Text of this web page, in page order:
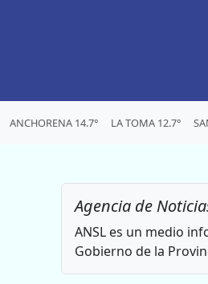
ANCHORENA 14.7° LA TOMA 12.7°
Agencia de
ANSL es un medio
Gobierno de la